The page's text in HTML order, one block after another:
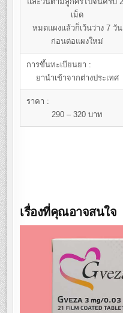
เม็ด
หมดแผงแล้วก็เว้นว่าง 7 วัน
ก่อนต่อแผงใหม่
การขึ้นทะเบียนยา :
ยานำเข้าจากต่างประเทศ
ราคา :
290 – 320 บาท
เรื่องที่คุณอาจสนใจ